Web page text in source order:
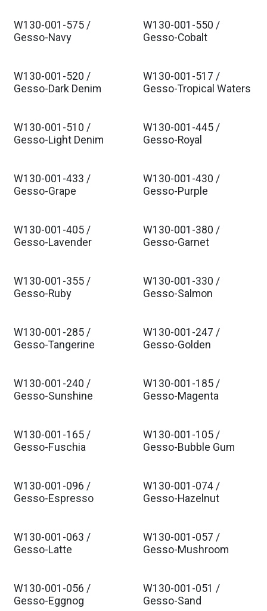
Est. Ship Jan 2026
W130-001-575 /
Gesso-Navy
Est. Ship Jan 2026
W130-001-550 /
Gesso-Cobalt
Est. Ship Jan 2026
W130-001-520 /
Gesso-Dark Denim
Est. Ship Jan 2026
W130-001-517 /
Gesso-Tropical Waters
Est. Ship Jan 2026
W130-001-510 /
Gesso-Light Denim
Est. Ship Jan 2026
W130-001-445 /
Gesso-Royal
Est. Ship Jan 2026
W130-001-433 /
Gesso-Grape
Est. Ship Jan 2026
W130-001-430 /
Gesso-Purple
Est. Ship Jan 2026
W130-001-405 /
Gesso-Lavender
Est. Ship Jan 2026
W130-001-380 /
Gesso-Garnet
Est. Ship Jan 2026
W130-001-355 /
Gesso-Ruby
Est. Ship Jan 2026
W130-001-330 /
Gesso-Salmon
Est. Ship Jan 2026
W130-001-285 /
Gesso-Tangerine
Est. Ship Jan 2026
W130-001-247 /
Gesso-Golden
Est. Ship Jan 2026
W130-001-240 /
Gesso-Sunshine
Est. Ship Jan 2026
W130-001-185 /
Gesso-Magenta
Est. Ship Jan 2026
W130-001-165 /
Gesso-Fuschia
Est. Ship Jan 2026
W130-001-105 /
Gesso-Bubble Gum
Est. Ship Jan 2026
W130-001-096 /
Gesso-Espresso
Est. Ship Jan 2026
W130-001-074 /
Gesso-Hazelnut
Est. Ship Jan 2026
W130-001-063 /
Gesso-Latte
Est. Ship Jan 2026
W130-001-057 /
Gesso-Mushroom
W130-001-056 /
Gesso-Eggnog
W130-001-051 /
Gesso-Sand